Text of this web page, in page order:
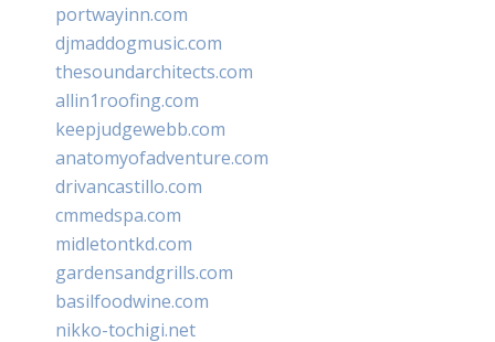
portwayinn.com
djmaddogmusic.com
thesoundarchitects.com
allin1roofing.com
keepjudgewebb.com
anatomyofadventure.com
drivancastillo.com
cmmedspa.com
midletontkd.com
gardensandgrills.com
basilfoodwine.com
nikko-tochigi.net